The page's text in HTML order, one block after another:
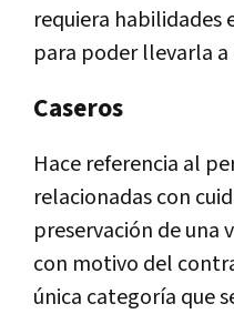
requiera habilidades
para poder llevarla a
Caseros
Hace referencia al
relacionadas con
preservación de una
con motivo del
única categoría que